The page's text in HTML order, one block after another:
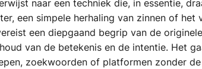
naar een techniek die, in essentie,
een simpele herhaling van zinnen of
een diepgaand begrip van de
van de betekenis en de intentie. Het
zoekwoorden of platformen zonder